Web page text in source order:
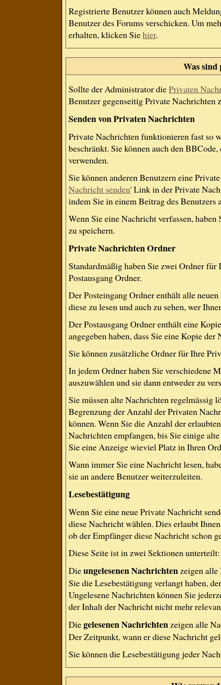
Registrierte Benutzer können auch
Benutzer des Forums verschicken. Um
erhalten, klicken Siehier.
Was
Sollte der Administrator diePrivaten
Benutzer gegenseitig Private Nachrichten
Senden von Privaten Nachrichten
Private Nachrichten funktionieren fast so
beschränkt. Sie können auch den
verwenden.
Sie können anderen Benutzern eine
Nachricht senden' Link in der Private
indem Sie in einem Beitrag des Benutzers
Wenn Sie eine Nachricht verfassen,
zu speichern.
Private Nachrichten Ordner
Standardmäßig haben Sie zwei Ordner
Postausgang Ordner.
Der Posteingang Ordner enthält alle
diese zu lesen und auch zu sehen, wer
Der Postausgang Ordner enthält eine
angegeben haben, dass Sie eine Kopie
Sie können zusätzliche Ordner für Ihre
In jedem Ordner haben Sie verschiedene
auszuwählen und sie dann entweder zu
Sie müssen alte Nachrichten regelmässig
Begrenzung der Anzahl der Privaten
können. Wenn Sie die Anzahl der
Nachrichten empfangen, bis Sie einige
Sie eine Anzeige wieviel Platz in Ihren
Wann immer Sie eine Nachricht lesen,
sie an andere Benutzer weiterzuleiten.
Lesebestätigung
Wenn Sie eine neue Private Nachricht
diese Nachricht wählen. Dies erlaubt
ob der Empfänger diese Nachricht schon
Diese Seite ist in zwei Sektionen
Dieungelesenen Nachrichtenzeigen alle
Sie die Lesebestätigung verlangt haben,
Ungelesene Nachrichten können Sie
der Inhalt der Nachricht nicht mehr
Diegelesenen Nachrichtenzeigen alle
Der Zeitpunkt, wann er diese Nachricht
Sie können die Lesebestätigung jeder